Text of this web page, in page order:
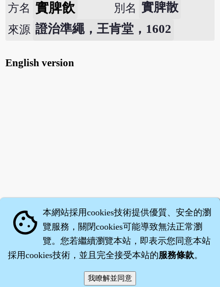
方名 實脾飲 別名 實脾散
來源 證治準繩，王肯堂，1602
English version
‧沈藥子©2008～2026
cookie 本網站採用cookies技術提供優質、安全的瀏
覽服務，關閉cookies可能導致無法正常瀏
覽。您若繼續瀏覽本站，即表示您同意本站
採用cookies技術，並且完全接受本站的服務條款。